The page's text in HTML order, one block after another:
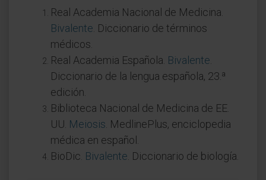
Real Academia Nacional de Medicina.
Bivalente . Diccionario de términos
médicos.
Real Academia Española. Bivalente
Diccionario de la lengua española, 23.ª
edición.
Biblioteca Nacional de Medicina de EE.
UU. Meiosis . MedlinePlus, enciclopedia
médica en español.
BioDic. Bivalente . Diccionario de biología.